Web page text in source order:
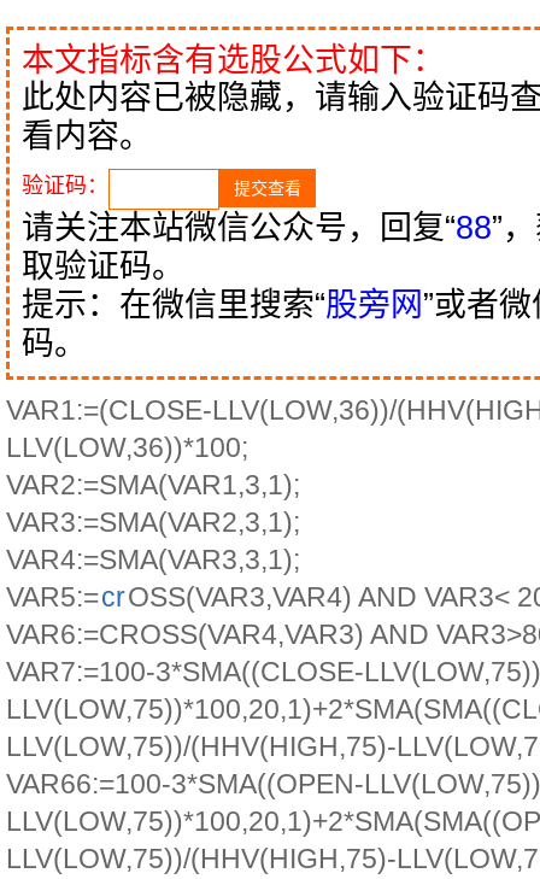
本文指标含有选股公式如下：
此处内容已被隐藏，请输入验证码
看内容。
验证码：
请关注本站微信公众号，回复“88”
取验证码。
提示：在微信里搜索“股旁网 ”或者
码。
VAR1:=(CLOSE-LLV(LOW,36))/
LLV(LOW,36))*100;
VAR2:=SMA(VAR1,3,1);
VAR3:=SMA(VAR2,3,1);
VAR4:=SMA(VAR3,3,1);
VAR5:=crOSS(VAR3,VAR4) AND VAR3<
VAR6:=CROSS(VAR4,VAR3) AND
VAR7:=100-3*SMA((CLOSE-
LLV(LOW,75))/(HHV(HIGH,75)-
VAR66:=100-3*SMA((OPEN-
LLV(LOW,75))/(HHV(HIGH,75)-